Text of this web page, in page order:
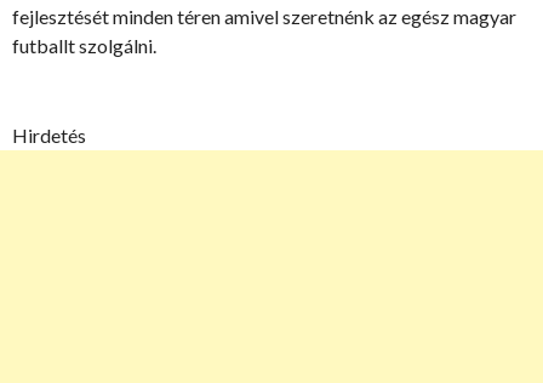
fejlesztését minden téren amivel szeretnénk az egész magyar
futballt szolgálni.
Hirdetés